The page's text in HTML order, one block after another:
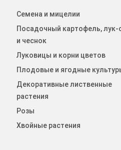
Семена и мицелии
Посадочный картофель, лук-
и чеснок
Луковицы и корни цветов
Плодовые и ягодные
Декоративные лиственные
растения
Розы
Хвойные растения